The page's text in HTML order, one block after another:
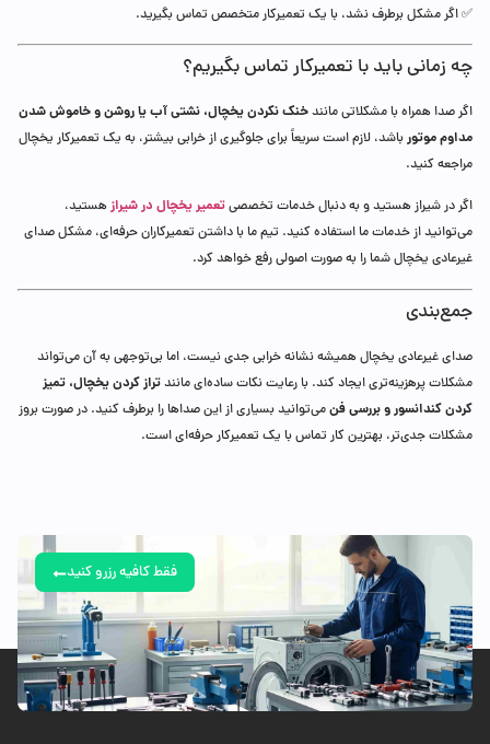
✅ اگر مشکل برطرف نشد، با یک تعمیرکار متخصص تماس بگیرید.
چه زمانی باید با تعمیرکار تماس بگیریم؟
اگر صدا همراه با مشکلاتی مانندخنک نکردن یخچال، نشتی آب یا روشن و خاموش شدن
مداوم موتورباشد، لازم است سریعاً برای جلوگیری از خرابی بیشتر، به یک تعمیرکار یخچال
مراجعه کنید.
اگر در شیراز هستید و به دنبال خدمات تخصصیتعمیر یخچال در شیرازهستید،
می‌توانید از خدمات ما استفاده کنید. تیم ما با داشتن تعمیرکاران حرفه‌ای، مشکل صدای
غیرعادی یخچال شما را به صورت اصولی رفع خواهد کرد.
جمع‌بندی
صدای غیرعادی یخچال همیشه نشانه خرابی جدی نیست، اما بی‌توجهی به آن می‌تواند
مشکلات پرهزینه‌تری ایجاد کند. با رعایت نکات ساده‌ای مانندتراز کردن یخچال، تمیز
کردن کندانسور و بررسی فنمی‌توانید بسیاری از این صداها را برطرف کنید. در صورت بروز
مشکلات جدی‌تر، بهترین کار تماس با یک تعمیرکار حرفه‌ای است.
فقط کافیه رزرو کنید